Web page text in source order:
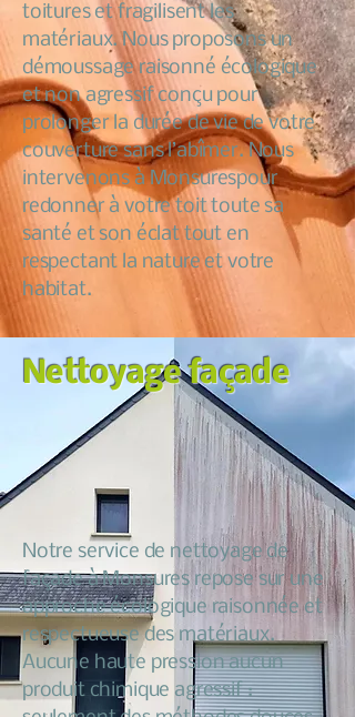
toitures et fragilisent les
matériaux. Nous proposons un
démoussage raisonné écologique
et non agressif conçu pour
prolonger la durée de vie de votre
couverture sans l’abîmer. Nous
intervenons à Monsurespour
redonner à votre toit toute sa
santé et son éclat tout en
respectant la nature et votre
habitat.
Nettoyage façade
Notre service de nettoyage de
façade à Monsures repose sur une
approche écologique raisonnée et
respectueuse des matériaux.
Aucune haute pression aucun
produit chimique agressif :